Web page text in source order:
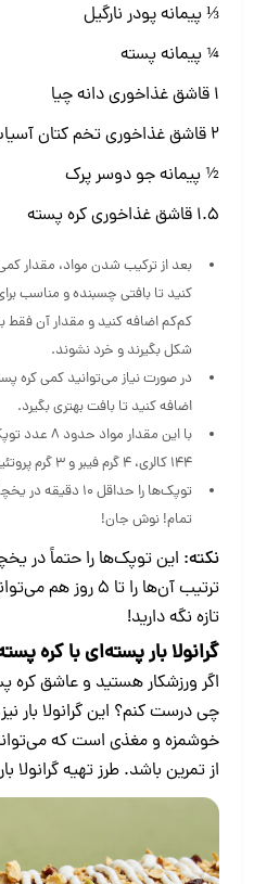
⅓ پیمانه پودر نارگیل
¼ پیمانه پسته
۱ قاشق غذاخوری دانه چیا
۲ قاشق غذاخوری تخم کتان آسیاب‌شده
½ پیمانه جو دوسر پرک
۱.۵ قاشق غذاخوری کره پسته
بعد از ترکیب شدن مواد، مقدار
کنید تا بافتی چسبنده و مناسب
کم‌کم اضافه کنید و مقدار آن فقط
شکل بگیرند و خرد نشوند.
در صورت نیاز می‌توانید کمی کره
اضافه کنید تا بافت بهتری بگیرد.
با این
۱۴۴ کالری، ۴ گرم فیبر و ۳ گرم پروتئین دارد.
توپک‌ها را حداقل
تمام! نوش جان!
نکته: این توپک‌ها را حتماً در
ترتیب آن‌ها را تا
تازه نگه دارید!
گرانولا بار پسته‌ای با کره
اگر ورزشکار هستید و عاشق کره
چی درست کنم؟ این گرانولا بار
خوشمزه و مغذی است که
از تمرین باشد. طرز تهیه گرانولا